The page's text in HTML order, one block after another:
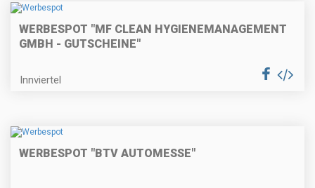
WERBESPOT "MF CLEAN HYGIENEMANAGEMENT
GMBH - GUTSCHEINE"
Innviertel
WERBESPOT "BTV AUTOMESSE"